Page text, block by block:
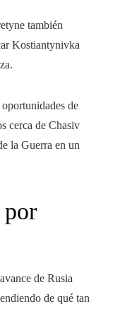
también
Kostiantynivka
de
cerca de Chasiv
la Guerra en un
por
de Rusia
de qué tan